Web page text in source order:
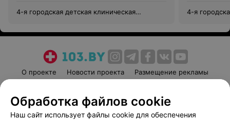
4-я городская детская клиническая
4-я
О проекте Новости проекта
Размещение рекламы
Пользовательское соглашение
Способы оплаты
Вакансии
Партнеры
Обработка файлов cookie
Наш сайт использует файлы cookie для обеспечения